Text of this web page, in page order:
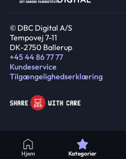
Hjem Kategorier
© DBC Digital A/S
Tempovej 7-11
DK-2750 Ballerup
+45 44 86 77 77
Kundeservice
Tilgængelighedserklæring